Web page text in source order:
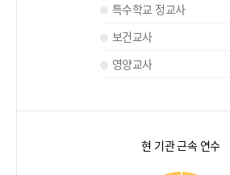
특수학교 정교사
보건교사
영양교사
현 기관 근속 연수